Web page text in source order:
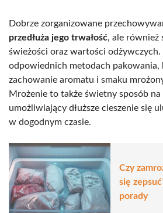
Dobrze zorganizowane
przedłuża jego trwałość, ale również
świeżości oraz wartości
odpowiednich metodach pakowania,
zachowanie aromatu i smaku
Mrożenie to także świetny sposób na
umożliwiający dłuższe cieszenie się
w dogodnym czasie.
Czy
się
porady